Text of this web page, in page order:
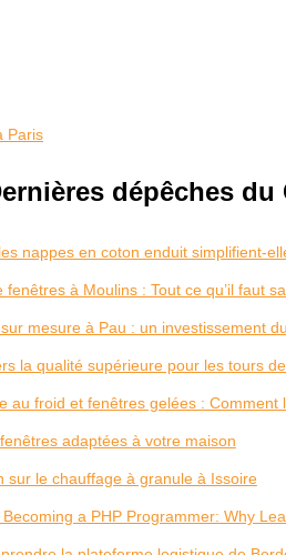
Paris
dépêches du
nappes en coton enduit simplifient-
fenêtres à Moulins : Tout ce qu’il faut
mesure à Pau : un investissement
la qualité supérieure pour les tours
au froid et fenêtres gelées : Comment
adaptées à votre maison
sur le chauffage à granule à Issoire
a PHP Programmer: Why